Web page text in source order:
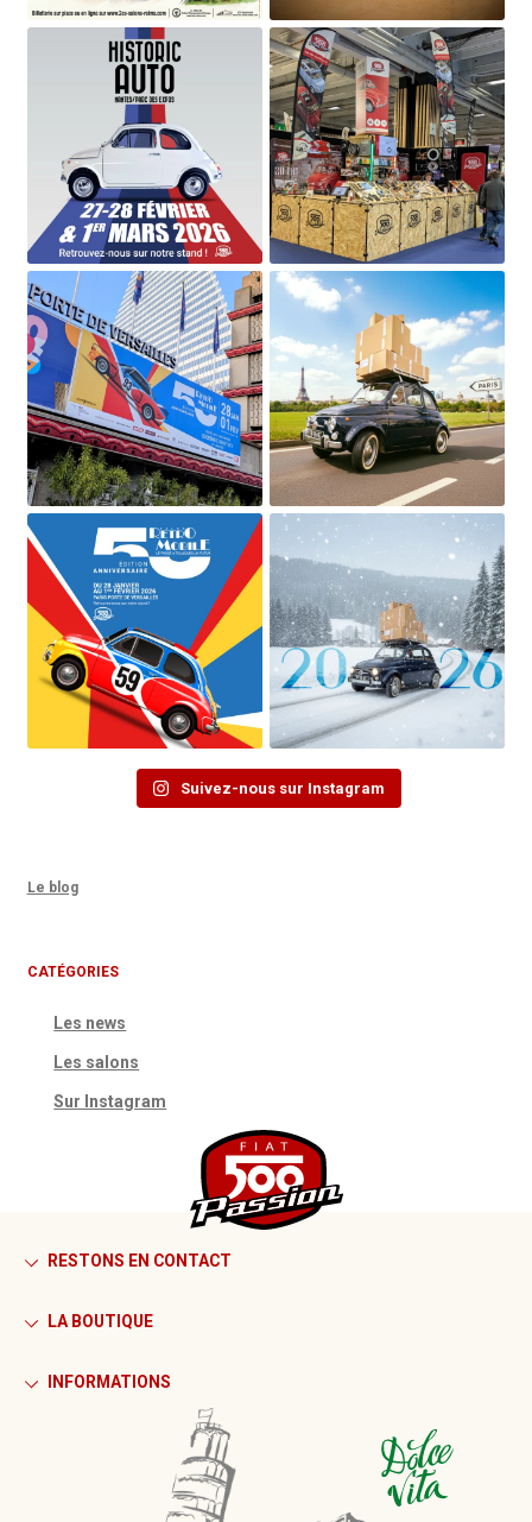
Suivez-nous sur Instagram
Le blog
CATÉGORIES
Les news
Les salons
Sur Instagram
RESTONS EN CONTACT
LA BOUTIQUE
INFORMATIONS